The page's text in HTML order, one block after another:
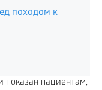
походом к
показан пациентам,